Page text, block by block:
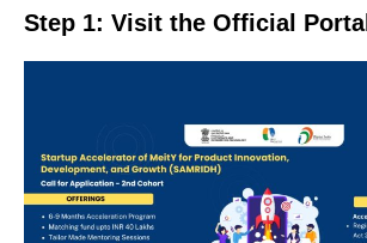
Step 1: Visit the Official Portal